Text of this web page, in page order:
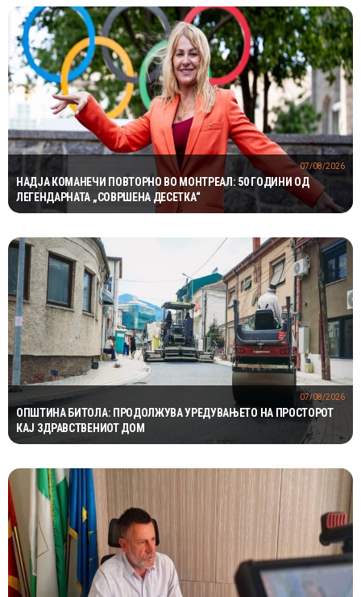
НАДЈА КОМАНЕЧИ ПОВТОРНО ВО МОНТРЕАЛ: 50 ГОДИНИ ОД
ЛЕГЕНДАРНАТА „СОВРШЕНА ДЕСЕТКА“
07/08/2026
ОПШТИНА БИТОЛА: ПРОДОЛЖУВА УРЕДУВАЊЕТО НА ПРОСТОРОТ
КАЈ ЗДРАВСТВЕНИОТ ДОМ
07/08/2026